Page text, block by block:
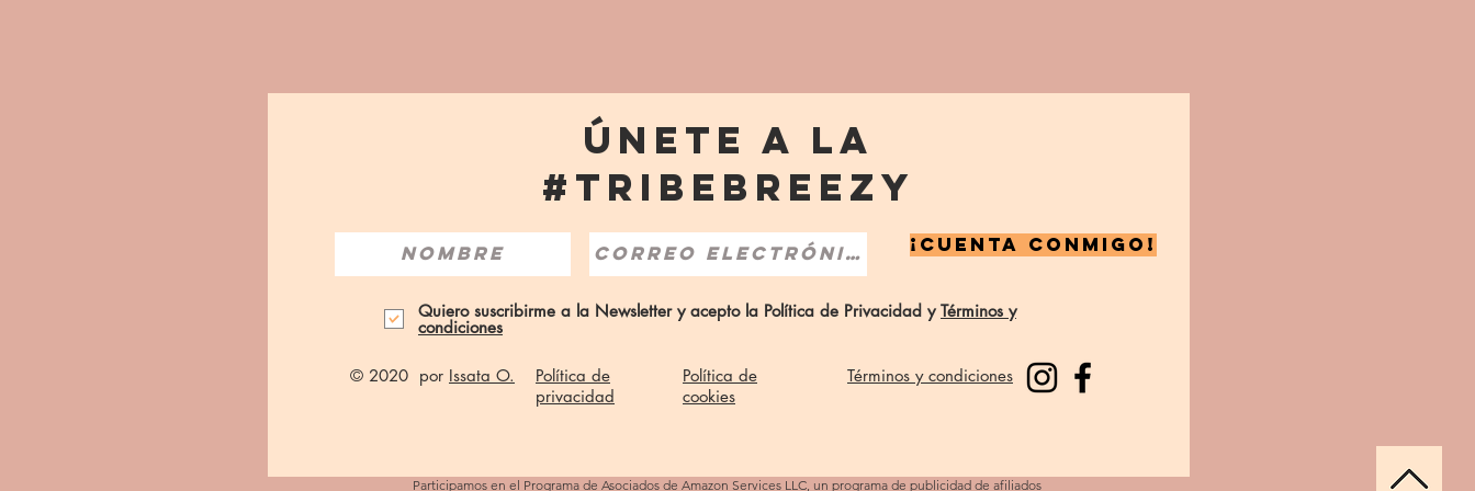
ÚNETE A LA
#TRIBEBREEZY
¡CUENTA CONMIGO!
Quiero suscribirme a la Newsletter y acepto la Política de Privacidad y Términos y
condiciones
© 2020 por Issata O.
Política de
privacidad
Política de
cookies
Términos y condiciones
Participamos en el Programa de Asociados de Amazon Services LLC, un programa de publicidad de afiliados